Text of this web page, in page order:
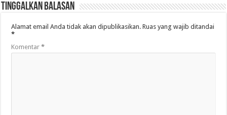
Tinggalkan Balasan
Alamat email Anda tidak akan dipublikasikan. Ruas yang wajib ditandai
*
Komentar*